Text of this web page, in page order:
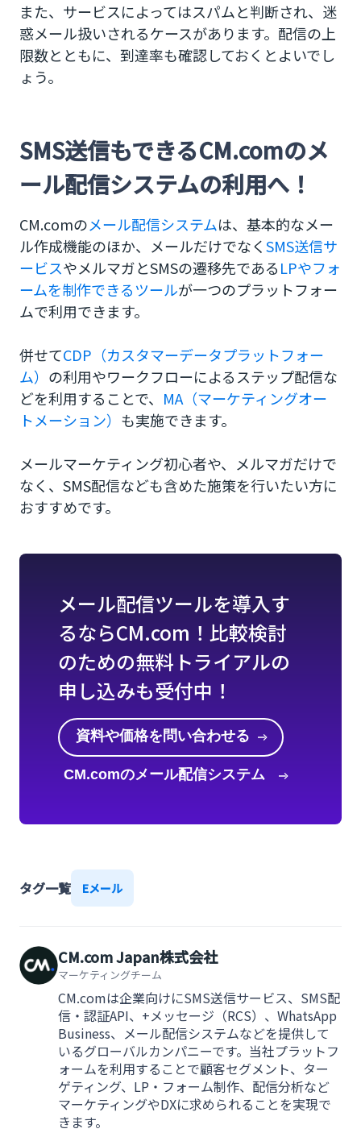
また、サービスによってはスパムと判断され、迷
惑メール扱いされるケースがあります。配信の上
限数とともに、到達率も確認しておくとよいでし
ょう。
SMS送信もできるCM.comのメ
ール配信システムの利用へ！
CM.comのメール配信システムは、基本的なメー
ル作成機能のほか、メールだけでなくSMS送信サ
ービスやメルマガとSMSの遷移先であるLPやフォ
ームを制作できるツールが一つのプラットフォー
ムで利用できます。
併せてCDP（カスタマーデータプラットフォー
ム） の利用やワークフローによるステップ配信な
どを利用することで、 MA（マーケティングオー
トメーション） も実施できます。
メールマーケティング初心者や、メルマガだけで
なく、SMS配信なども含めた施策を行いたい方に
おすすめです。
メール配信ツールを導入す
るならCM.com！比較検討
のための無料トライアルの
申し込みも受付中！
資料や価格を問い合わせる
CM.comのメール配信システム
タグ一覧 Eメール
CM.com Japan株式会社
マーケティングチーム
CM.comは企業向けにSMS送信サービス、SMS配
信・認証API、+メッセージ（RCS）、WhatsApp
Business、メール配信システムなどを提供して
いるグローバルカンパニーです。当社プラットフ
ォームを利用することで顧客セグメント、ター
ゲティング、LP・フォーム制作、配信分析など
マーケティングやDXに求められることを実現で
きます。